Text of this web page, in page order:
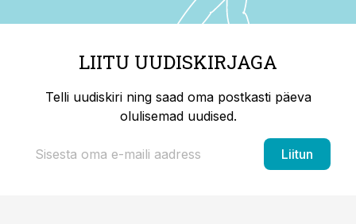
LIITU UUDISKIRJAGA
Telli uudiskiri ning saad oma postkasti päeva
olulisemad uudised.
Liitun